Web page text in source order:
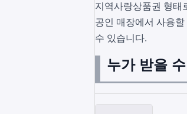
지역사랑상품권 형태
공인 매장에서 사용
수 있습니다.
누가 받을